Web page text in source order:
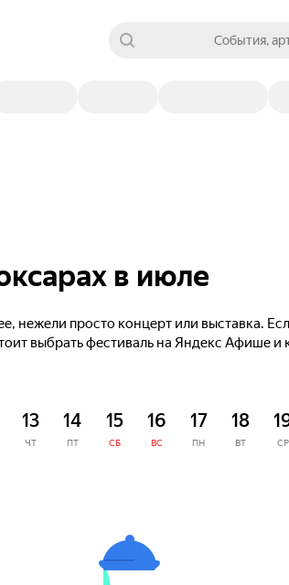
События,
в июле
нежели просто концерт или выставка.
выбрать фестиваль на Яндекс Афише и
13
ЧТ
14
ПТ
15
СБ
16
ВС
17
ПН
18
ВТ СР